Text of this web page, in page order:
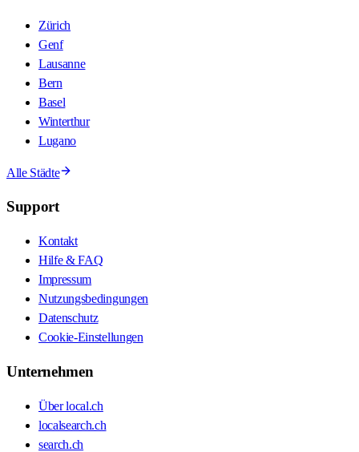
Zürich
Genf
Lausanne
Bern
Basel
Winterthur
Lugano
Alle Städte
Support
Kontakt
Hilfe & FAQ
Impressum
Nutzungsbedingungen
Datenschutz
Cookie-Einstellungen
Unternehmen
Über local.ch
localsearch.ch
search.ch